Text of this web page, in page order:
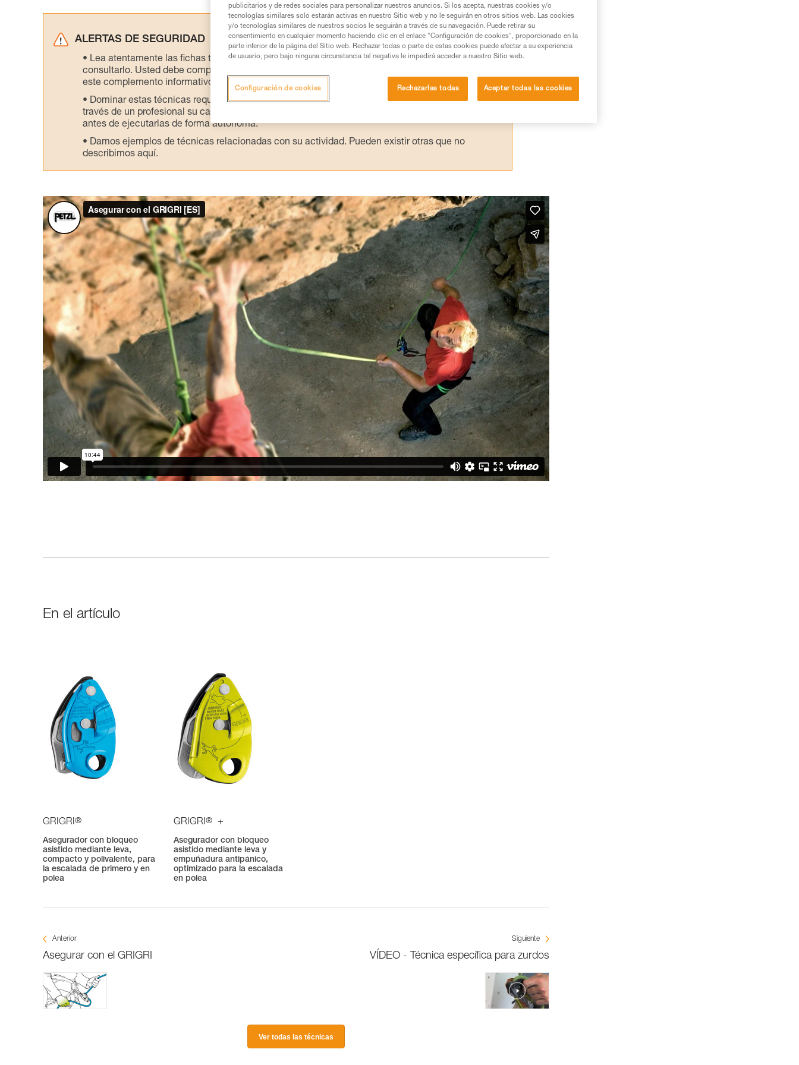
ALERTAS DE SEGURIDAD
Lea atentamente las fichas técnicas de los productos utilizados en este consejo antes de
consultarlo. Usted debe comprender la información de la ficha técnica para poder comprender
este complemento informativo.
Dominar estas técnicas requiere una formación y un entrenamiento específico. Confirme a
través de un profesional su capacidad para ejecutar estas técnicas, solo y con total seguridad,
antes de ejecutarlas de forma autónoma.
Damos ejemplos de técnicas relacionadas con su actividad. Pueden existir otras que no
describimos aquí.
En el artículo
GRIGRI®
Asegurador con bloqueo
asistido mediante leva,
compacto y polivalente, para
la escalada de primero y en
polea
GRIGRI® +
Asegurador con bloqueo
asistido mediante leva y
empuñadura antipánico,
optimizado para la escalada
en polea
Anterior
Asegurar con el GRIGRI
Siguiente
VÍDEO - Técnica específica para zurdos
Ver todas las técnicas
publicitarios y de redes sociales para personalizar nuestros anuncios. Si los acepta, nuestras cookies y/o
tecnologías similares solo estarán activas en nuestro Sitio web y no le seguirán en otros sitios web. Las cookies
y/o tecnologías similares de nuestros socios le seguirán a través de su navegación. Puede retirar su
consentimiento en cualquier momento haciendo clic en el enlace "Configuración de cookies", proporcionado en la
parte inferior de la página del Sitio web. Rechazar todas o parte de estas cookies puede afectar a su experiencia
de usuario, pero bajo ninguna circunstancia tal negativa le impedirá acceder a nuestro Sitio web.
Rechazarlas todas Aceptar todas las cookies
Configuración de cookies